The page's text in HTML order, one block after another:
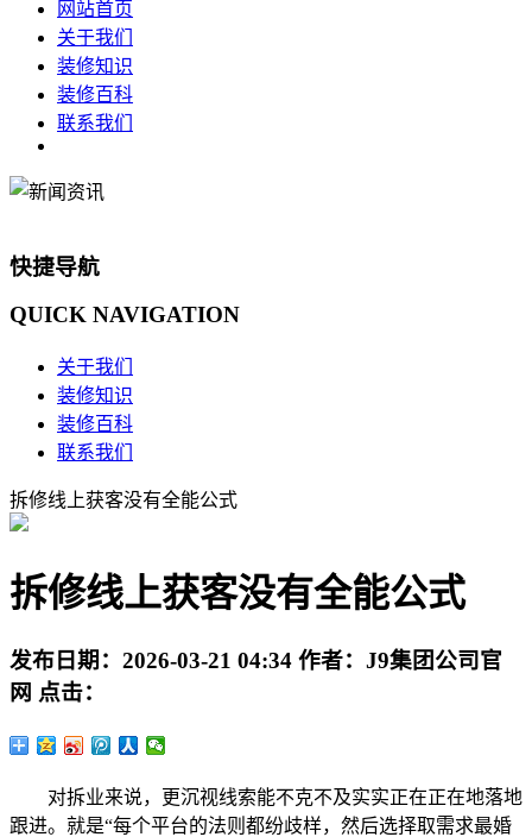
网站首页
关于我们
装修知识
装修百科
联系我们
快捷导航
QUICK NAVIGATION
关于我们
装修知识
装修百科
联系我们
拆修线上获客没有全能公式
拆修线上获客没有全能公式
发布日期： 2026-03-21 04:34 作者： J9集团公司官
网 点击：
对拆业来说，更沉视线索能不克不及实实正在正在地落地
跟进。就是“每个平台的法则都纷歧样，然后选择取需求最婚